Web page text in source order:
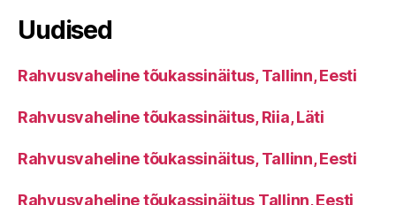
Uudised
Rahvusvaheline tõukassinäitus, Tallinn, Eesti
Rahvusvaheline tõukassinäitus, Riia, Läti
Rahvusvaheline tõukassinäitus, Tallinn, Eesti
Rahvusvaheline tõukassinäitus Tallinn, Eesti